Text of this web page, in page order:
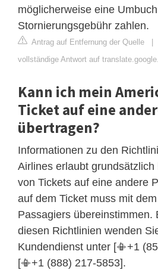
möglicherweise eine
Stornierungsgebühr zahlen.
Antrag auf Entfernung der Quelle |
vollständige Antwort auf
Kann ich mein
Ticket auf eine
übertragen?
Informationen zu den
Airlines erlaubt
von Tickets auf eine andere
auf dem Ticket muss mit
Passagiers übereinstimmen.
diesen Richtlinien wenden
Kundendienst unter [📳+1
[📳+1 (888) 217-5853].